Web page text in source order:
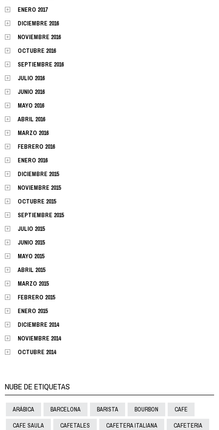
ENERO 2017
DICIEMBRE 2016
NOVIEMBRE 2016
OCTUBRE 2016
SEPTIEMBRE 2016
JULIO 2016
JUNIO 2016
MAYO 2016
ABRIL 2016
MARZO 2016
FEBRERO 2016
ENERO 2016
DICIEMBRE 2015
NOVIEMBRE 2015
OCTUBRE 2015
SEPTIEMBRE 2015
JULIO 2015
JUNIO 2015
MAYO 2015
ABRIL 2015
MARZO 2015
FEBRERO 2015
ENERO 2015
DICIEMBRE 2014
NOVIEMBRE 2014
OCTUBRE 2014
NUBE DE ETIQUETAS
ARÁBICA BARCELONA BARISTA BOURBON CAFE
CAFE SAULA CAFETALES CAFETERA ITALIANA CAFETERIA